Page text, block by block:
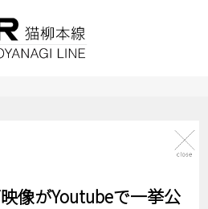
像がYoutubeで一挙公